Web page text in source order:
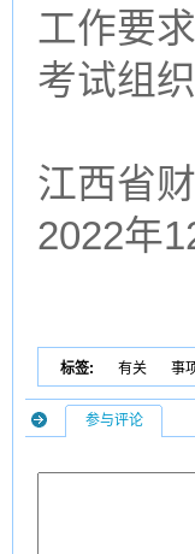
工作要
考试组
江西省
2022年
标签: 有关 事
参与评论